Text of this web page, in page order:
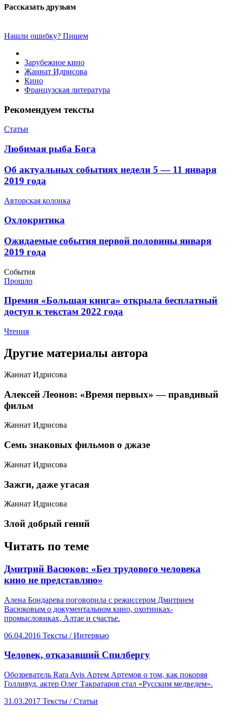
Рассказать друзьям
Нашли ошибку? Пишем
Зарубежное кино
Жаннат Идрисова
Кино
Французская литература
Рекомендуем тексты
Статьи
Любимая рыба Бога
​Об актуальных событиях недели 5 — 11 января
2019 года
Авторская колонка
​Охлокритика
​Ожидаемые события первой половины января
2019 года
События
Прошло
​Премия «Большая книга» открыла бесплатный
доступ к текстам 2022 года
Чтения
Другие материалы автора
Жаннат Идрисова
​Алексей Леонов: «Время первых» — правдивый
фильм
Жаннат Идрисова
​Семь знаковых фильмов о джазе
Жаннат Идрисова
​Зажги, даже угасая
Жаннат Идрисова
​Злой добрый гений
Читать по теме
​Дмитрий Васюков: «Без трудового человека
кино не представляю»
Алена Бондарева поговорила с режиссером Дмитрием
Васюковым о документальном кино, охотниках-
промысловиках, Алтае и счастье.
06.04.2016 Тексты /Интервью
​Человек, отказавший Спилбергу
Обозреватель Rara Avis Артем Артемов о том, как покоряя
Голливуд, актер Олег Такратаров стал «Русским медведем».
31.03.2017 Тексты /Статьи